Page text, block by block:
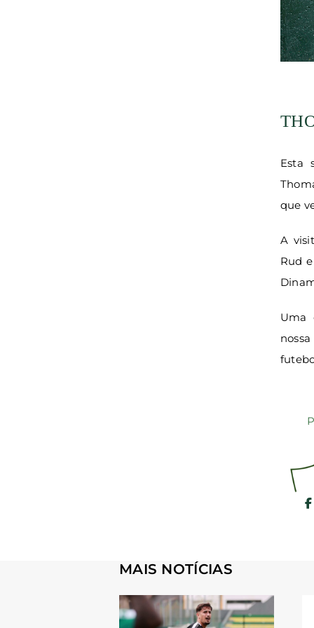
Esta
que
A
Rud
Uma
MAIS NOTÍCIAS